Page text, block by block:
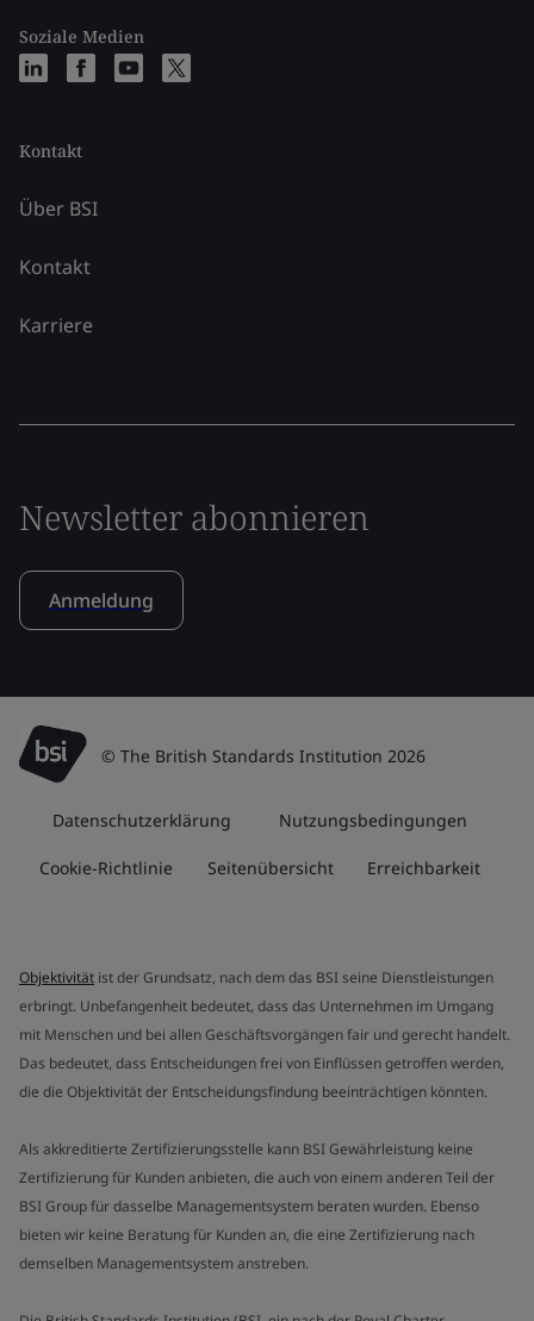
Soziale Medien
Kontakt
Über BSI
Kontakt
Karriere
Newsletter abonnieren
Anmeldung
© The British Standards Institution 2026
Datenschutzerklärung Nutzungsbedingungen
Cookie-Richtlinie Seitenübersicht Erreichbarkeit
Objektivität ist der Grundsatz, nach dem das BSI seine Dienstleistungen
erbringt. Unbefangenheit bedeutet, dass das Unternehmen im Umgang
mit Menschen und bei allen Geschäftsvorgängen fair und gerecht handelt.
Das bedeutet, dass Entscheidungen frei von Einflüssen getroffen werden,
die die Objektivität der Entscheidungsfindung beeinträchtigen könnten.
Als akkreditierte Zertifizierungsstelle kann BSI Gewährleistung keine
Zertifizierung für Kunden anbieten, die auch von einem anderen Teil der
BSI Group für dasselbe Managementsystem beraten wurden. Ebenso
bieten wir keine Beratung für Kunden an, die eine Zertifizierung nach
demselben Managementsystem anstreben.